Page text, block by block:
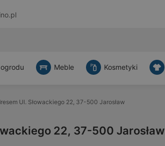
Meble Kosmetyki
Ul. Słowackiego 22, 37-500 Jarosław
22, 37-500 Jarosław